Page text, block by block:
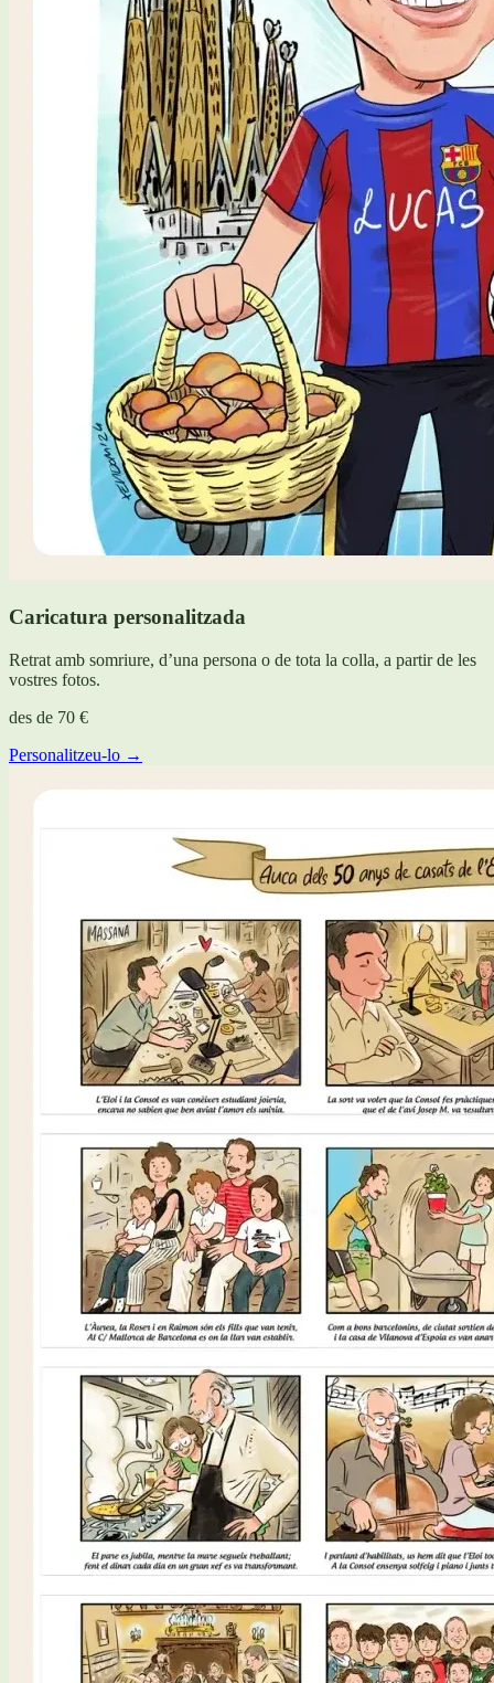
Caricatura personalitzada
Retrat amb somriure, d’una persona o de tota la colla, a partir de les
vostres fotos.
des de 70 €
Personalitzeu-lo →